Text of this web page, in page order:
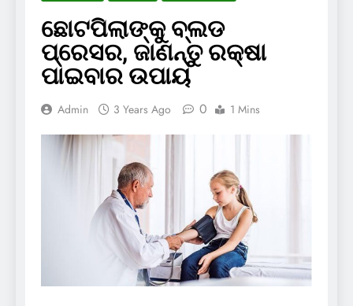
ଛୋଟପିଲାଙ୍କୁ ବ୍ଲଡ
ପ୍ରେସର, ଜାଣନ୍ତୁ ରକ୍ଷା
ପାଇବାର ଉପାୟ
Admin 3 Years Ago 0 1 Mins